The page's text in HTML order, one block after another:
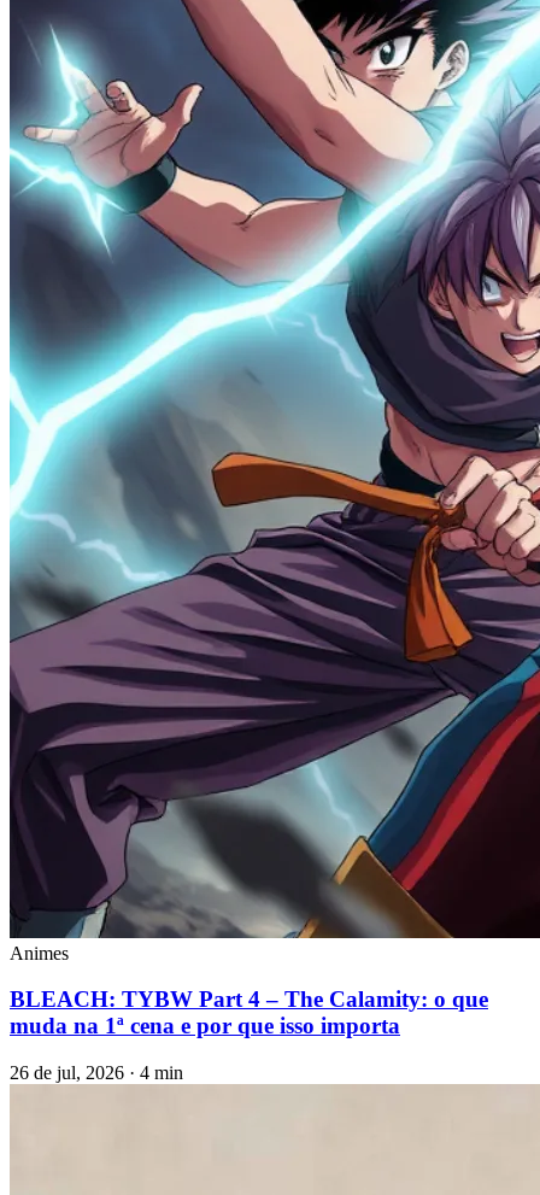
Animes
BLEACH: TYBW Part 4 – The Calamity: o que
muda na 1ª cena e por que isso importa
26 de jul, 2026 · 4 min